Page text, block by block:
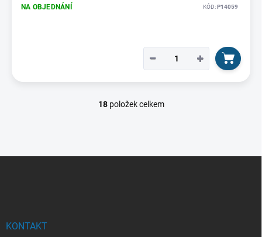
NA OBJEDNÁNÍ KÓD:P14059
+
−
O
d
18položek celkem
KONTAKT